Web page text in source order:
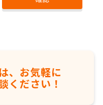
、お気軽に
ください！